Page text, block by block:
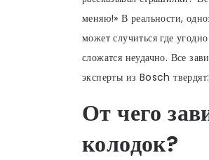
меняю!» В реальности,
может случиться где
сложатся неудачно. Все
эксперты из Bosch
От чего
колодок?